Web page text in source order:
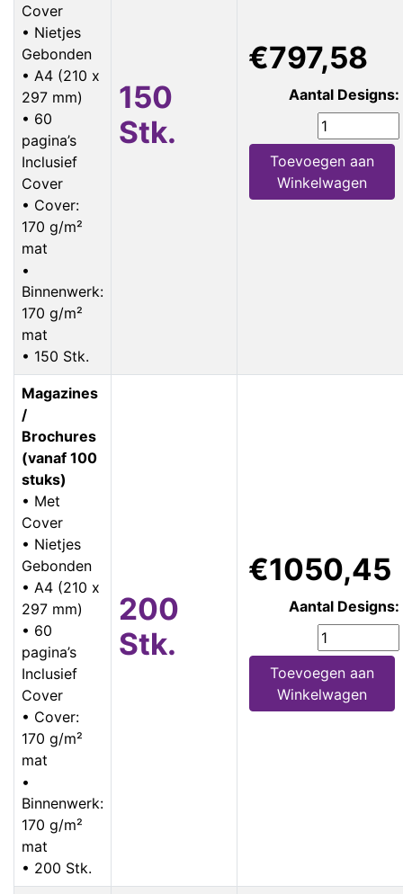
Cover
• Nietjes
Gebonden
• A4 (210 x
297 mm)
• 60
pagina’s
Inclusief
Cover
• Cover:
170 g/m²
mat
•
Binnenwerk:
170 g/m²
mat
• 150 Stk.
150
Stk.
€797,58
Aantal Designs:
Toevoegen aan
Winkelwagen
Magazines
/
Brochures
(vanaf 100
stuks)
• Met
Cover
• Nietjes
Gebonden
• A4 (210 x
297 mm)
• 60
pagina’s
Inclusief
Cover
• Cover:
170 g/m²
mat
•
Binnenwerk:
170 g/m²
mat
• 200 Stk.
200
Stk.
€1050,45
Aantal Designs:
Toevoegen aan
Winkelwagen